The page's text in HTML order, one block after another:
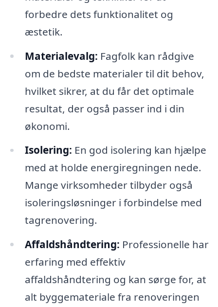
forbedre dets funktionalitet og
æstetik.
Materialevalg: Fagfolk kan rådgive
om de bedste materialer til dit behov,
hvilket sikrer, at du får det optimale
resultat, der også passer ind i din
økonomi.
Isolering: En god isolering kan hjælpe
med at holde energiregningen nede.
Mange virksomheder tilbyder også
isoleringsløsninger i forbindelse med
tagrenovering.
Affaldshåndtering: Professionelle har
erfaring med effektiv
affaldshåndtering og kan sørge for, at
alt byggemateriale fra renoveringen